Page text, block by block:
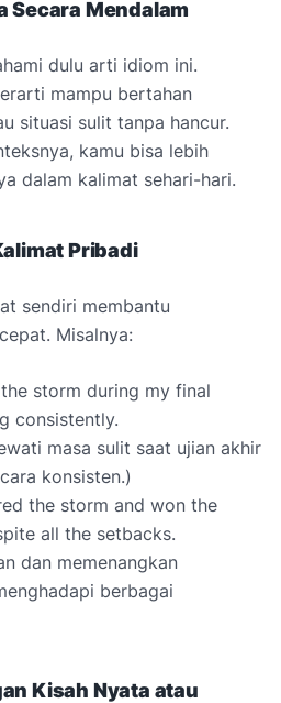
Secara Mendalam
dulu arti idiom ini.
mampu bertahan
situasi sulit tanpa hancur.
kamu bisa lebih
dalam kalimat sehari-hari.
Pribadi
sendiri membantu
Misalnya:
storm during my final
consistently.
masa sulit saat ujian akhir
konsisten.)
the storm and won the
all the setbacks.
dan memenangkan
berbagai
Kisah Nyata atau